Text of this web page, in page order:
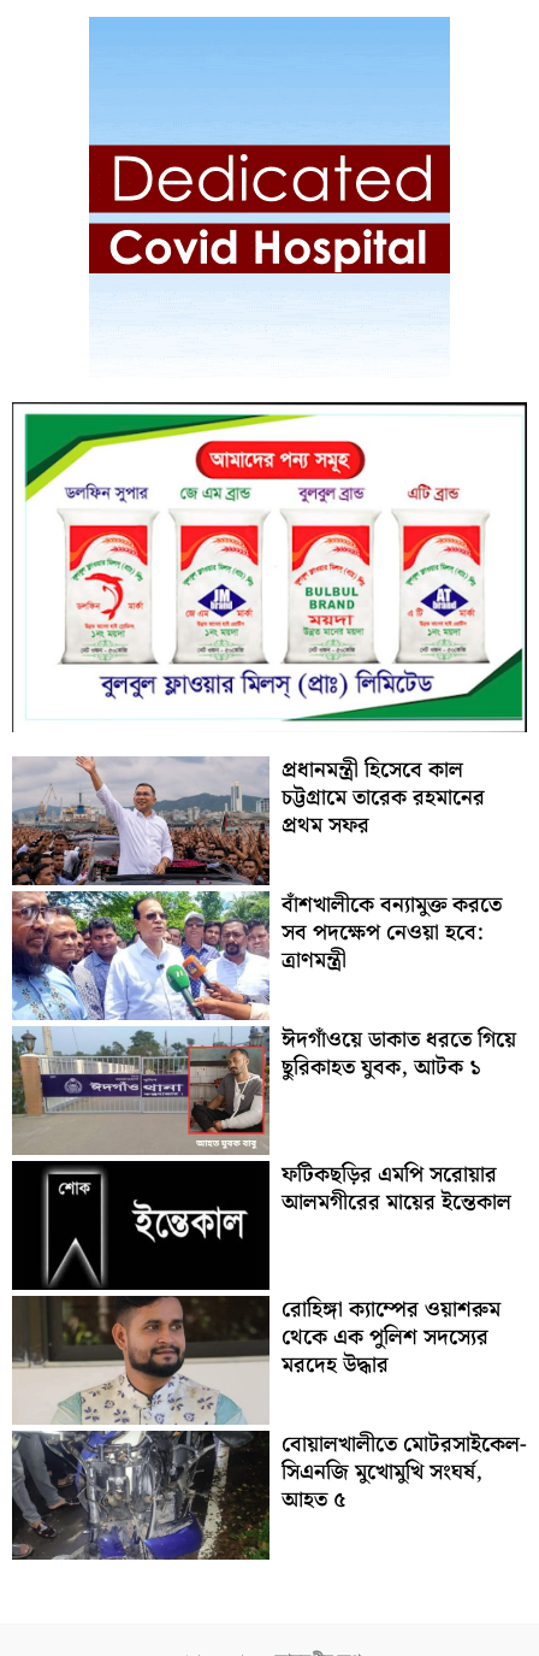
প্রধানমন্ত্রী হিসেবে কাল
চট্টগ্রামে তারেক রহমানের
প্রথম সফর
বাঁশখালীকে বন্যামুক্ত করতে
সব পদক্ষেপ নেওয়া হবে:
ত্রাণমন্ত্রী
ঈদগাঁওয়ে ডাকাত ধরতে গিয়ে
ছুরিকাহত যুবক, আটক ১
ফটিকছড়ির এমপি সরোয়ার
আলমগীরের মায়ের ইন্তেকাল
রোহিঙ্গা ক্যাম্পের ওয়াশরুম
থেকে এক পুলিশ সদস্যের
মরদেহ উদ্ধার
বোয়ালখালীতে মোটরসাইকেল-
সিএনজি মুখোমুখি সংঘর্ষ,
আহত ৫